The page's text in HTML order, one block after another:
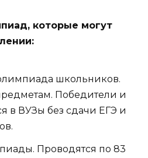
которые могут
школьников.
Победители и
в ВУЗы без сдачи ЕГЭ и
Проводятся по 83